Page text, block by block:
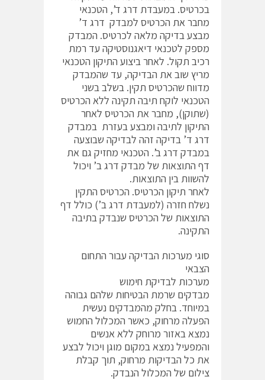
בכרטיס. במעבדת דרג ד’, הטכנאי
מחבר את הכרטיס למבדק דרג ד’
מבצע בדיקה מלאה לכרטיס. המבדק
מספק לטכנאי דיאגנוסטיקה עד רמת
רכיב תקול. לאחר ביצוע התיקון הטכנאי
מריץ שוב את הבדיקה, עד שהמבדק
מדווח שהכרטיס תקין. בשלב בשני
הטכנאי לוקח תיבה תקינה ללא הכרטיס
(שתוקן), מחבר את הכרטיס לאחר
התיקון לתיבה ומבצע בעזרת במבדק
דרג ד’ בדיקה זהה לבדיקה שבוצעה
במבדק דרג ב’. הטכנאי מחזיק גם את
דף התוצאות של מבדק דרג ב’ ויכול
להשוות בין התוצאות.
לאחר תיקון הכרטיס. הכרטיס התקין
נשלח חזרה (למעבדת דרג ב’) כולל דף
התוצאות של הכרטיס שנבדק בתיבה
התקינה.
סוגי מערכות הבדיקה עבור התחום
הצבאי
מערכות לבדיקת חימוש
מבדקים שרמת הבטיחות שלהם גבוהה
במיוחד. בחלק מהמבדקים נעשית
הפעלה מרחוק, כאשר המכלול החמוש
נמצא באזור מרוחק ללא אנשים
והמפעיל נמצא במקום מוגן ויכול לבצע
את כל הבדיקות מרחוק, תוך קבלת
צילום של המכלול הנבדק.